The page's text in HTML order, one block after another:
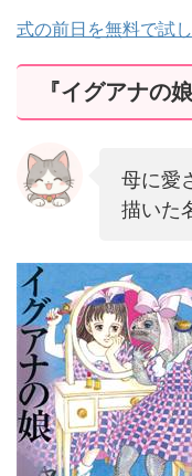
式の前日を無料で試
『イグアナの娘
母に愛
描いた